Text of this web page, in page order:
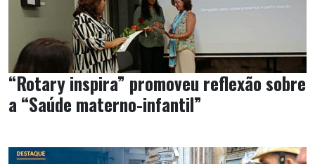
“Rotary inspira” promoveu reflexão sobre
a “Saúde materno-infantil”